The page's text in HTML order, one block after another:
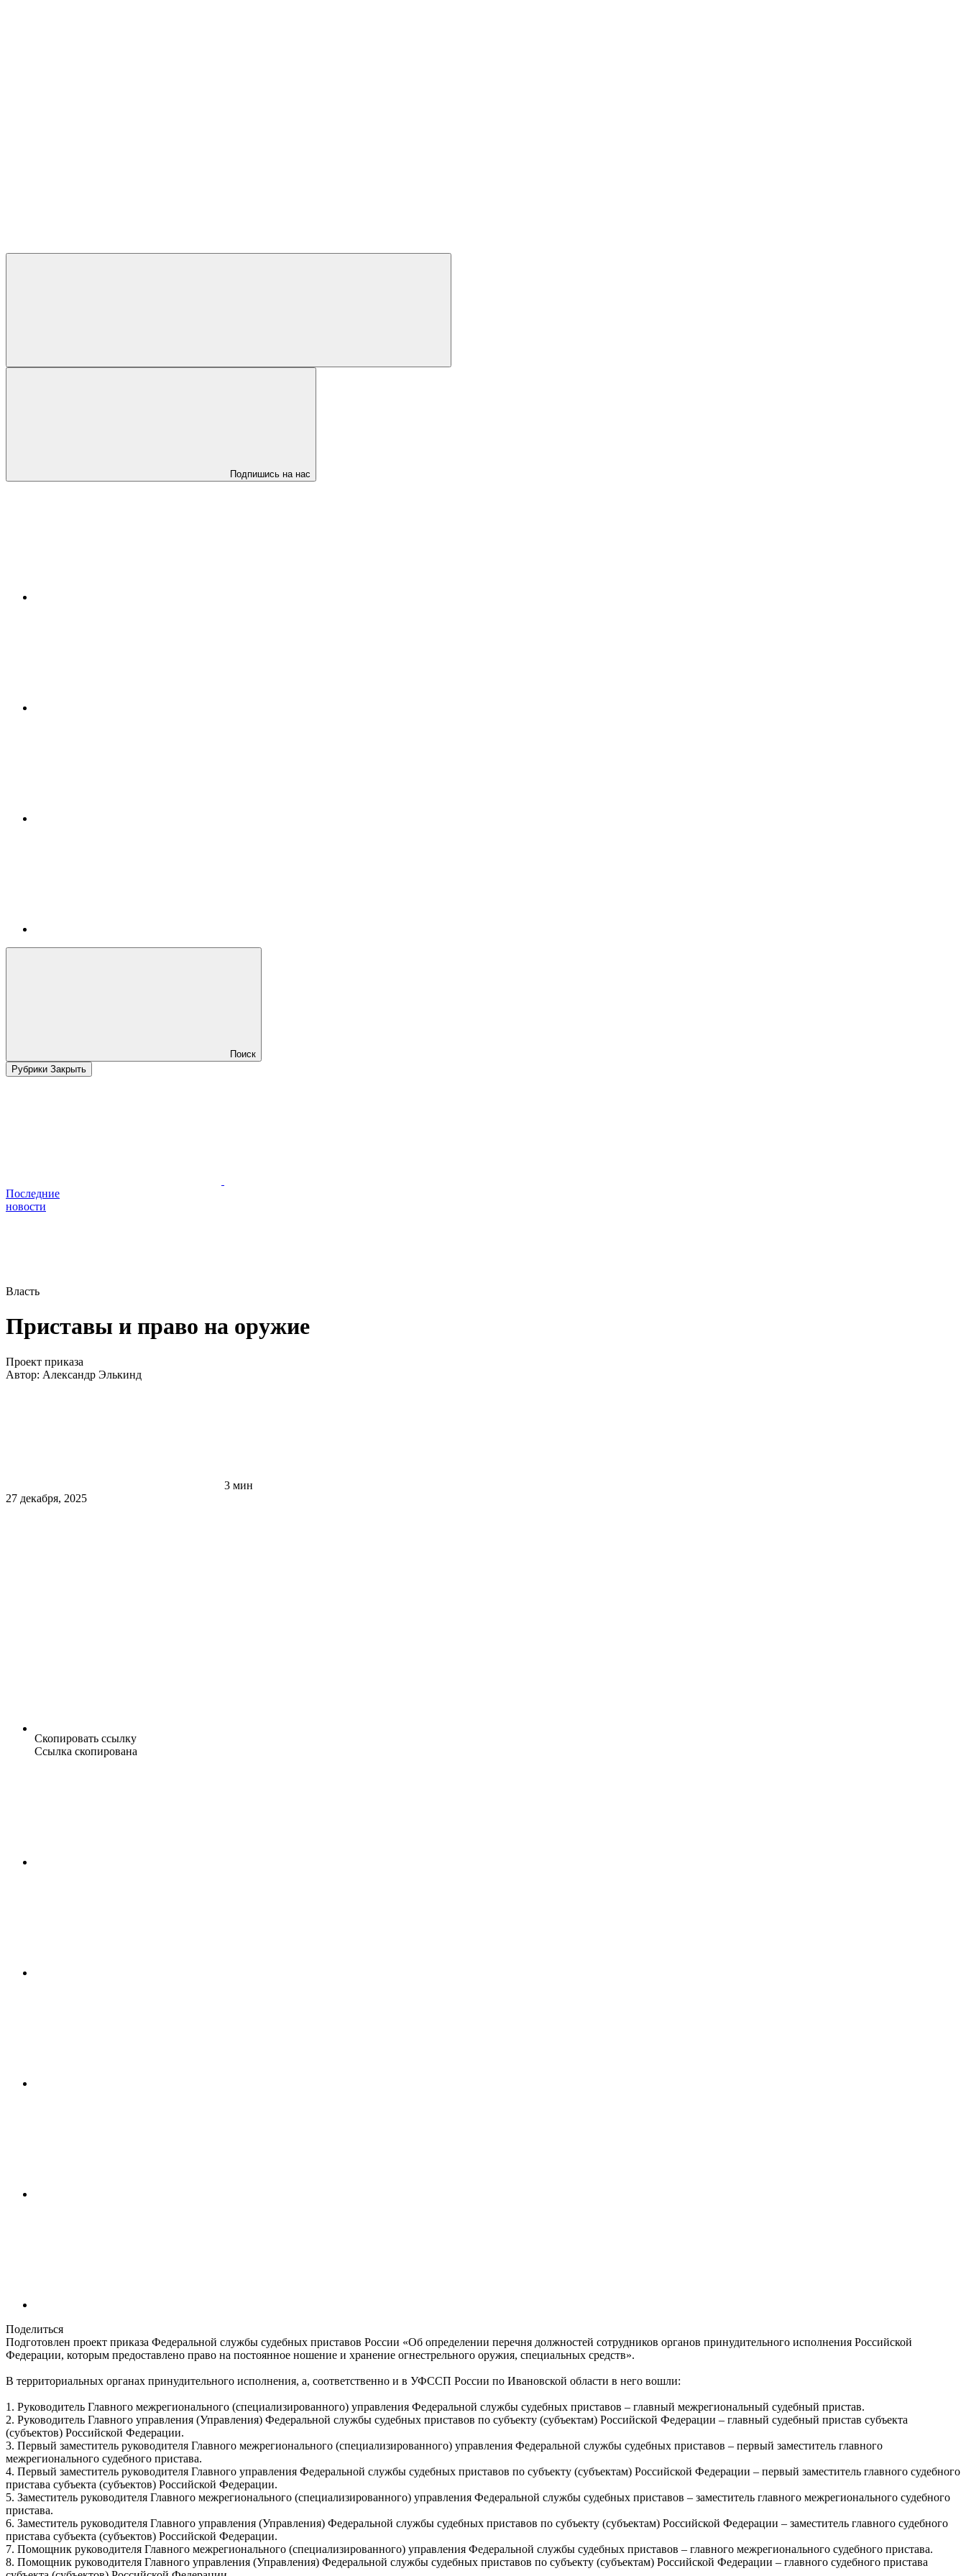
Подпишись на нас
Поиск
Рубрики Закрыть
Последние
новости
Власть
Приставы и право на оружие
Проект приказа
Автор: Александр Элькинд
3 мин
27 декабря, 2025
Скопировать ссылку
Ссылка скопирована
Поделиться
Подготовлен проект приказа Федеральной службы судебных приставов России «Об определении перечня должностей сотрудников органов принудительного исполнения Российской
Федерации, которым предоставлено право на постоянное ношение и хранение огнестрельного оружия, специальных средств».
В территориальных органах принудительного исполнения, а, соответственно и в УФССП России по Ивановской области в него вошли:
1. Руководитель Главного межрегионального (специализированного) управления Федеральной службы судебных приставов – главный межрегиональный судебный пристав.
2. Руководитель Главного управления (Управления) Федеральной службы судебных приставов по субъекту (субъектам) Российской Федерации – главный судебный пристав субъекта
(субъектов) Российской Федерации.
3. Первый заместитель руководителя Главного межрегионального (специализированного) управления Федеральной службы судебных приставов – первый заместитель главного
межрегионального судебного пристава.
4. Первый заместитель руководителя Главного управления Федеральной службы судебных приставов по субъекту (субъектам) Российской Федерации – первый заместитель главного судебного
пристава субъекта (субъектов) Российской Федерации.
5. Заместитель руководителя Главного межрегионального (специализированного) управления Федеральной службы судебных приставов – заместитель главного межрегионального судебного
пристава.
6. Заместитель руководителя Главного управления (Управления) Федеральной службы судебных приставов по субъекту (субъектам) Российской Федерации – заместитель главного судебного
пристава субъекта (субъектов) Российской Федерации.
7. Помощник руководителя Главного межрегионального (специализированного) управления Федеральной службы судебных приставов – главного межрегионального судебного пристава.
8. Помощник руководителя Главного управления (Управления) Федеральной службы судебных приставов по субъекту (субъектам) Российской Федерации – главного судебного пристава